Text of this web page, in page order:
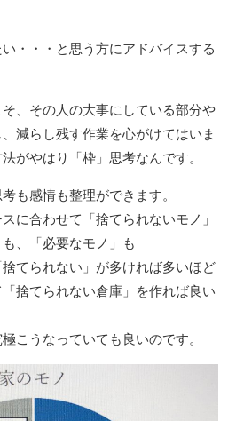
・・・と思う方にアドバイスする
、その人の大事にしている部分や
減らし残す作業を心がけてはいま
がやはり「枠」思考なんです。
も感情も整理ができます。
に合わせて「捨てられないモノ」
、「必要なモノ」も
てられない」が多ければ多いほど
捨てられない倉庫」を作れば良い
こうなっていても良いのです。